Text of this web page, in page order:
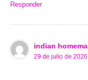
Responder
indian
29 de julio de